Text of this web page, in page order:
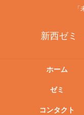
新西ゼミ
ホーム
ゼミ
コンタクト